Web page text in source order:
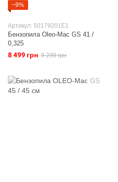
−9%
Артикул: 50179201E1
Бензопила Oleo-Маc GS 41 /
0,325
8 499 грн 9 299 грн